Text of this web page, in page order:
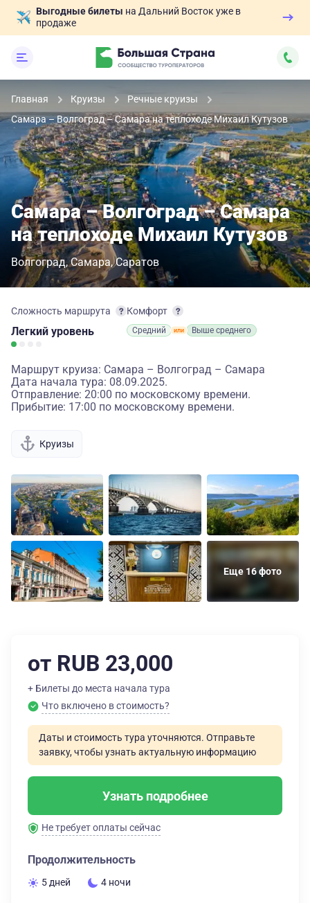
Выгодные билеты на Дальний Восток уже в
продаже
Главная Круизы
Речные круизы
Самара – Волгоград – Самара на теплоходе Михаил Кутузов
Самара – Волгоград – Самара
на теплоходе Михаил Кутузов
Волгоград Самара Саратов
Сложность маршрута
Легкий уровень
Комфорт
Средний Выше среднего
Маршрут круиза: Самара – Волгоград – Самара
Дата начала тура: 08.09.2025.
Отправление: 20:00 по московскому времени.
Прибытие: 17:00 по московскому времени.
Круизы
Еще 16 фото
от RUB 23,000
+ Билеты до места начала тура
Что включено в стоимость?
Даты и стоимость тура уточняются. Отправьте
заявку, чтобы узнать актуальную информацию
Узнать подробнее
Не требует оплаты сейчас
Продолжительность
5 дней 4 ночи